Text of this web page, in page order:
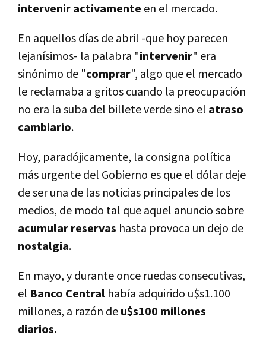
interveniractivamente en el mercado.
En aquellos días de abril -que hoy parecen
lejanísimos- la palabra "intervenir" era
sinónimo de "comprar", algo que el mercado
le reclamaba a gritos cuando la preocupación
no era la suba del billete verde sino el atraso
cambiario.
Hoy, paradójicamente, la consigna política
más urgente del Gobierno es que el dólar deje
de ser una de las noticias principales de los
medios, de modo tal que aquel anuncio sobre
acumularreservas hasta provoca un dejo de
nostalgia.
En mayo, y durante once ruedas consecutivas,
el Banco Central había adquirido u$s1.100
millones, a razón deu$s100 millones
diarios.